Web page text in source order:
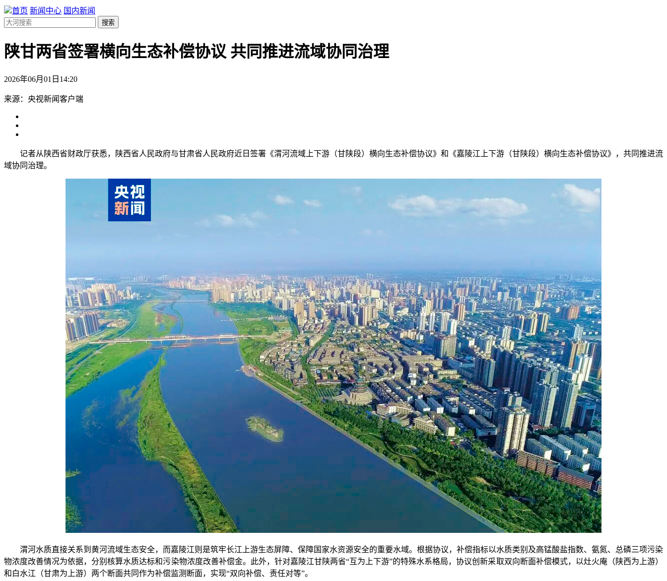
首页 新闻中心 国内新闻
搜索
陕甘两省签署横向生态补偿协议 共同推进流域协同治理
2026年06月01日14:20
来源：央视新闻客户端
记者从陕西省财政厅获悉，陕西省人民政府与甘肃省人民政府近日签署《渭河流域上下游（甘陕段）横向生态补偿协议》和《嘉陵江上下游（甘陕段）横向生态补偿协议》，共同推进流
域协同治理。
渭河水质直接关系到黄河流域生态安全，而嘉陵江则是筑牢长江上游生态屏障、保障国家水资源安全的重要水域。根据协议，补偿指标以水质类别及高锰酸盐指数、氨氮、总磷三项污染
物浓度改善情况为依据，分别核算水质达标和污染物浓度改善补偿金。此外，针对嘉陵江甘陕两省“互为上下游”的特殊水系格局，协议创新采取双向断面补偿模式，以灶火庵（陕西为上游）
和白水江（甘肃为上游）两个断面共同作为补偿监测断面，实现“双向补偿、责任对等”。